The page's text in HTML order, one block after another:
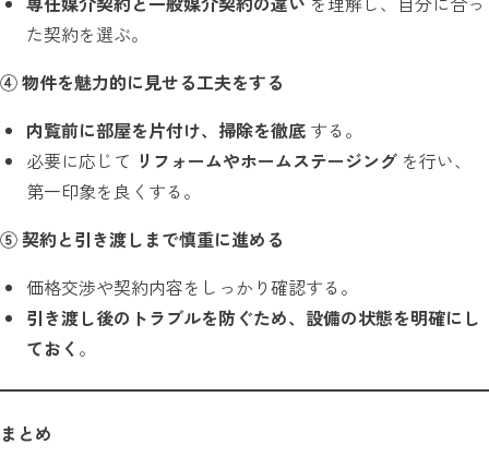
た契約を選ぶ。
④物件を魅力的に見せる工夫をする
内覧前に部屋を片付け、掃除を徹底 する。
必要に応じて リフォームやホームステージング を行い、
第一印象を良くする。
⑤契約と引き渡しまで慎重に進める
価格交渉や契約内容をしっかり確認する。
引き渡し後のトラブルを防ぐため、設備の状態を明確にし
ておく 。
まとめ